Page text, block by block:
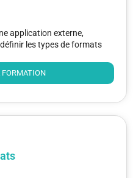
application externe,
les types de formats
FORMATION